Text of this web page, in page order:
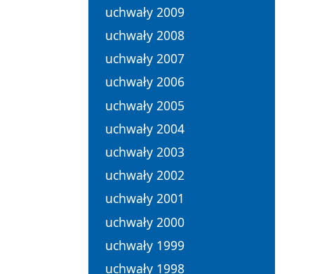
uchwały 2009
uchwały 2008
uchwały 2007
uchwały 2006
uchwały 2005
uchwały 2004
uchwały 2003
uchwały 2002
uchwały 2001
uchwały 2000
uchwały 1999
uchwały 1998